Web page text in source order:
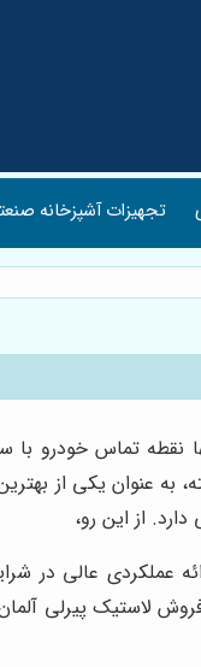
تجهیزات آشپزخانه
نقطه تماس خودرو
به عنوان یکی از
از این رو،
عملکردی عالی در
فروش لاستیک پیرلی